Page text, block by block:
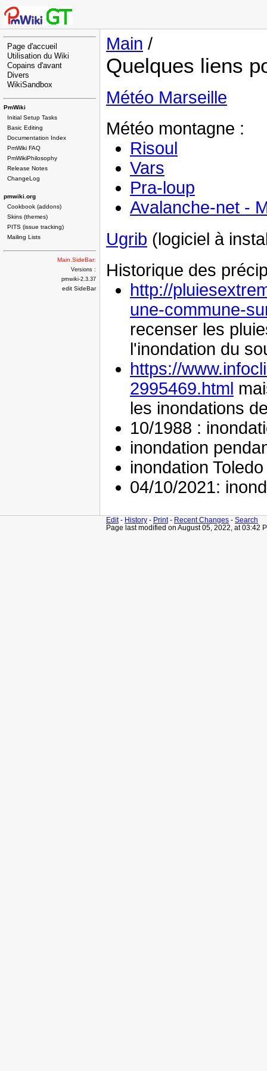
Page d'accueil
Utilisation du Wiki
Copains d'avant
Divers
WikiSandbox
PmWiki
Initial Setup Tasks
Basic Editing
Documentation Index
PmWiki FAQ
PmWikiPhilosophy
Release Notes
ChangeLog
pmwiki.org
Cookbook (addons)
Skins (themes)
PITS (issue tracking)
Mailing Lists
Main.SideBar:
Versions :
pmwiki-2.3.37
edit SideBar
Main /
Quelques liens
Météo Marseille
Météo montagne :
Risoul
Vars
Pra-loup
Avalanche-net -
Ugrib (logiciel à
Historique des
http://
une-commune-
recenser les
l'inondation du
https://
2995469.html
les inondations
10/1988 :
inondation
inondation Toledo
04/10/2021:
Edit- History - Print- Recent Changes - Search
Page last modified on August 05, 2022, at 03:42